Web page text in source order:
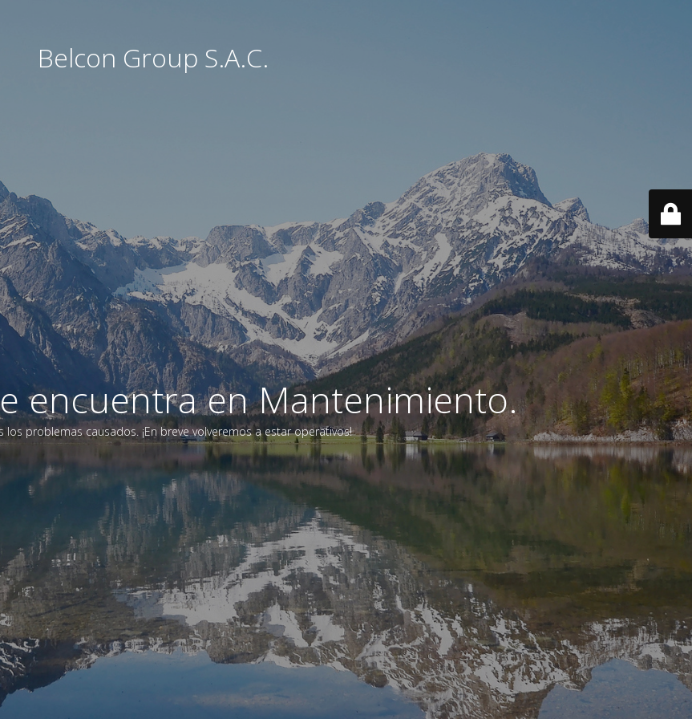
Belcon Group S.A.C.
encuentra en Mantenimiento.
los problemas causados. ¡En breve volveremos a estar operativos!